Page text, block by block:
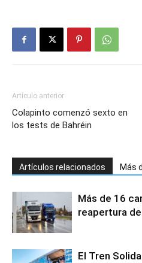
Artículo anterior
Colapinto comenzó sexto en
los tests de Bahréin
Artículos relacionados Más
Más de 16
reapertura
El Tren